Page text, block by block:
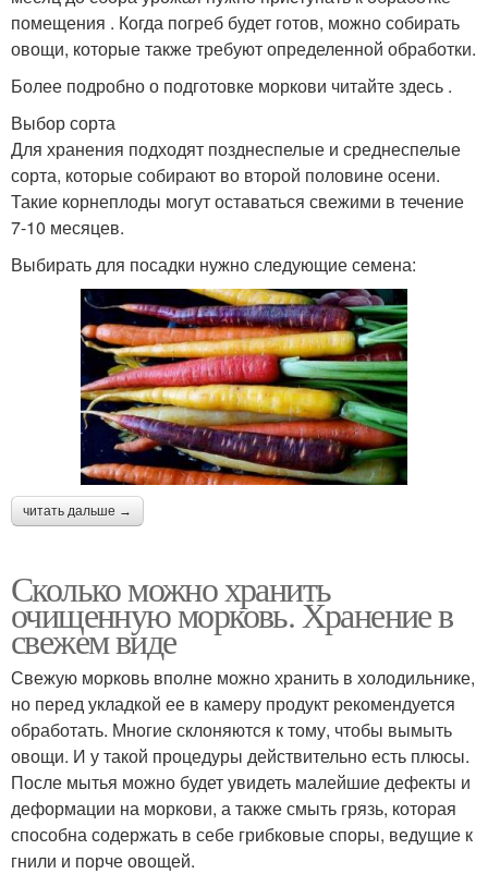
помещения . Когда погреб будет готов, можно собирать
овощи, которые также требуют определенной обработки.
Более подробно о подготовке моркови читайте здесь .
Выбор сорта
Для хранения подходят позднеспелые и среднеспелые
сорта, которые собирают во второй половине осени.
Такие корнеплоды могут оставаться свежими в течение
7-10 месяцев.
Выбирать для посадки нужно следующие семена:
читать дальше →
Сколько можно хранить
очищенную морковь. Хранение в
свежем виде
Свежую морковь вполне можно хранить в холодильнике,
но перед укладкой ее в камеру продукт рекомендуется
обработать. Многие склоняются к тому, чтобы вымыть
овощи. И у такой процедуры действительно есть плюсы.
После мытья можно будет увидеть малейшие дефекты и
деформации на моркови, а также смыть грязь, которая
способна содержать в себе грибковые споры, ведущие к
гнили и порче овощей.